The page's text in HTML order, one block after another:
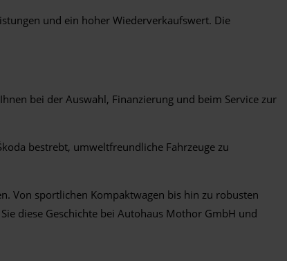
und ein hoher Wiederverkaufswert. Die
bei der Auswahl, Finanzierung und beim Service zur
bestrebt, umweltfreundliche Fahrzeuge zu
Von sportlichen Kompaktwagen bis hin zu robusten
diese Geschichte bei Autohaus Mothor GmbH und